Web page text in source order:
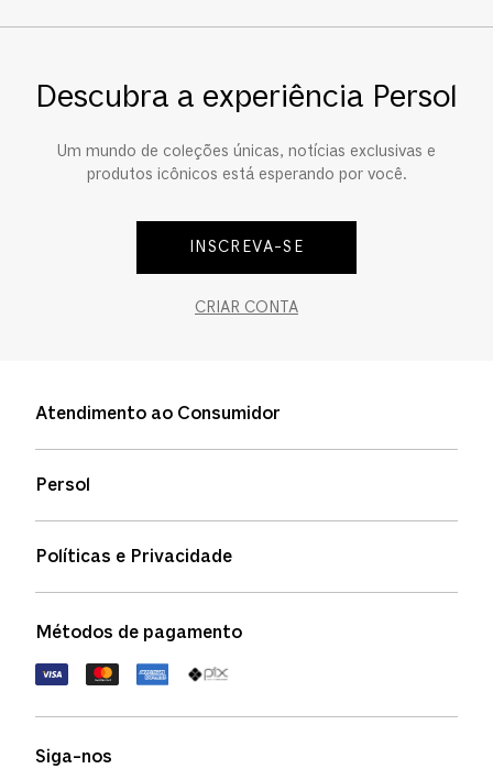
Descubra a experiência Persol
Um mundo de coleções únicas, notícias exclusivas e
produtos icônicos está esperando por você.
INSCREVA-SE
CRIAR CONTA
Atendimento ao Consumidor
Status de pedidos
Política de garantia
FAQs
Persol
Políticas e Privacidade
Política de devolução
Termos de uso
Métodos de pagamento
Siga-nos